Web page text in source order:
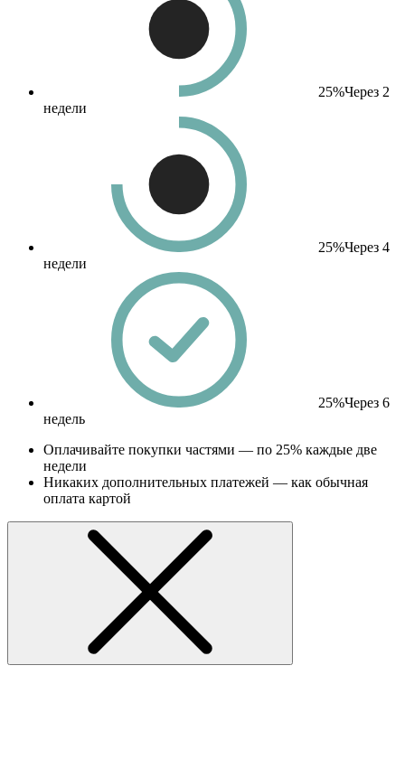
25%Через 2
недели
25%Через 4
недели
25%Через 6
недель
Оплачивайте покупки частями — по 25% каждые две
недели
Никаких дополнительных платежей — как обычная
оплата картой